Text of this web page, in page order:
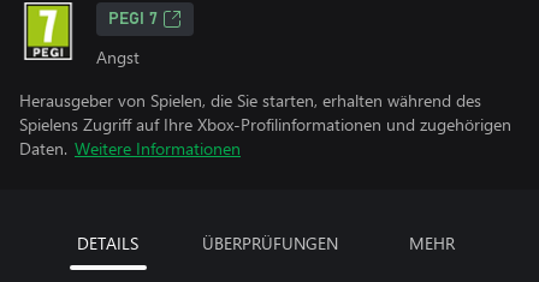
PEGI 7
Angst
Herausgeber von Spielen, die Sie starten, erhalten während des
Spielens Zugriff auf Ihre Xbox-Profilinformationen und zugehörigen
Daten. Weitere Informationen
DETAILS ÜBERPRÜFUNGEN MEHR